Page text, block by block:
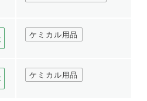
ケミカル用品
ケミカル用品